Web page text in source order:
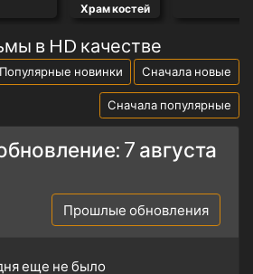
Храм костей
в HD качестве
Популярные новинки Сначала новые
Сначала популярные
7 августа
Прошлые обновления
еще не было